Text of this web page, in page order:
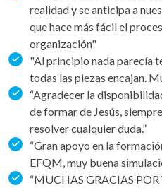
realidad y se anticipa a
que hace más fácil el
organización"
"Al principio nada parecía
todas las piezas encajan.
“Agradecer la
de formar de Jesús,
resolver cualquier duda.”
“Gran apoyo en la
EFQM, muy buena
“MUCHAS GRACIAS